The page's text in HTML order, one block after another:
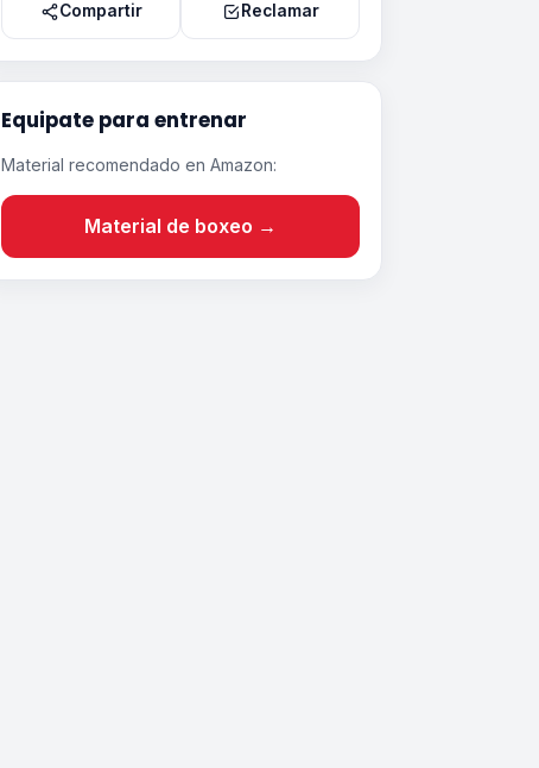
Compartir Reclamar
Equipate para entrenar
Material recomendado en Amazon:
Material de boxeo →